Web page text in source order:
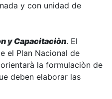
y con unidad de
y Capacitaciòn. El
el Plan Nacional de
la formulaciòn de
deben elaborar las